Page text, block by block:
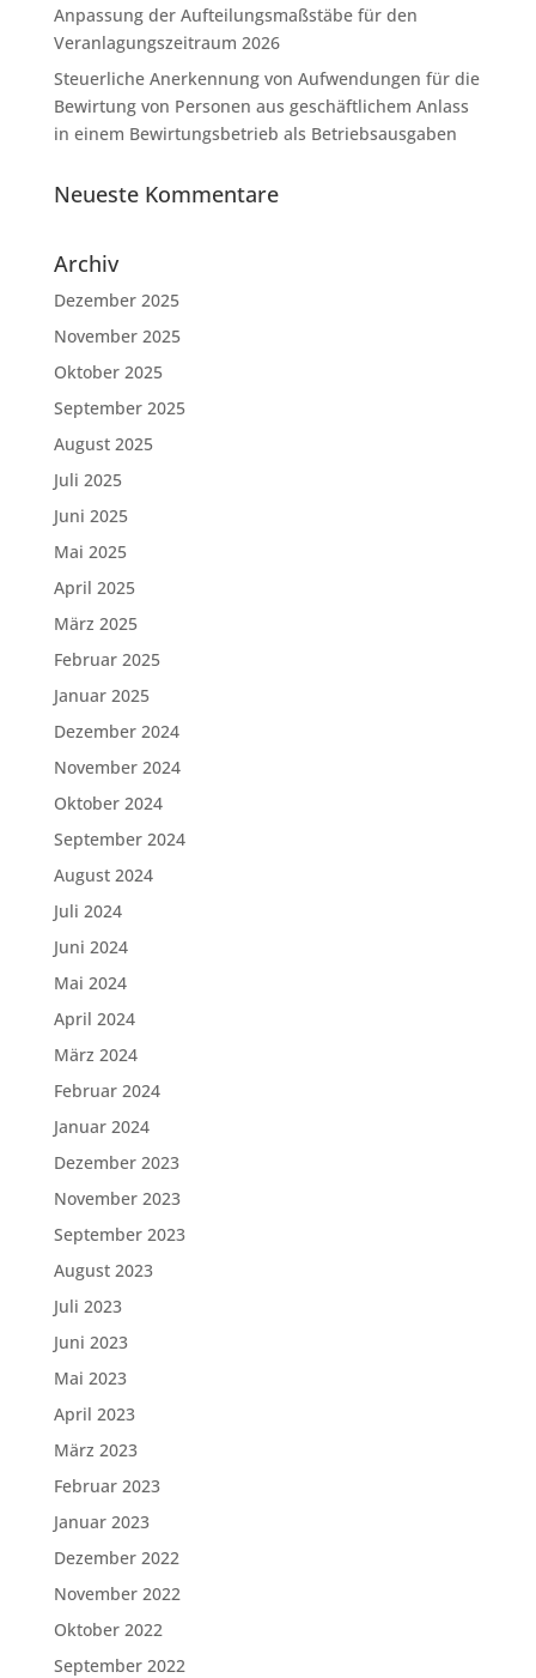
Anpassung der Aufteilungsmaßstäbe für den
Veranlagungszeitraum 2026
Steuerliche Anerkennung von Aufwendungen für die
Bewirtung von Personen aus geschäftlichem Anlass
in einem Bewirtungsbetrieb als Betriebsausgaben
Neueste Kommentare
Archiv
Dezember 2025
November 2025
Oktober 2025
September 2025
August 2025
Juli 2025
Juni 2025
Mai 2025
April 2025
März 2025
Februar 2025
Januar 2025
Dezember 2024
November 2024
Oktober 2024
September 2024
August 2024
Juli 2024
Juni 2024
Mai 2024
April 2024
März 2024
Februar 2024
Januar 2024
Dezember 2023
November 2023
September 2023
August 2023
Juli 2023
Juni 2023
Mai 2023
April 2023
März 2023
Februar 2023
Januar 2023
Dezember 2022
November 2022
Oktober 2022
September 2022